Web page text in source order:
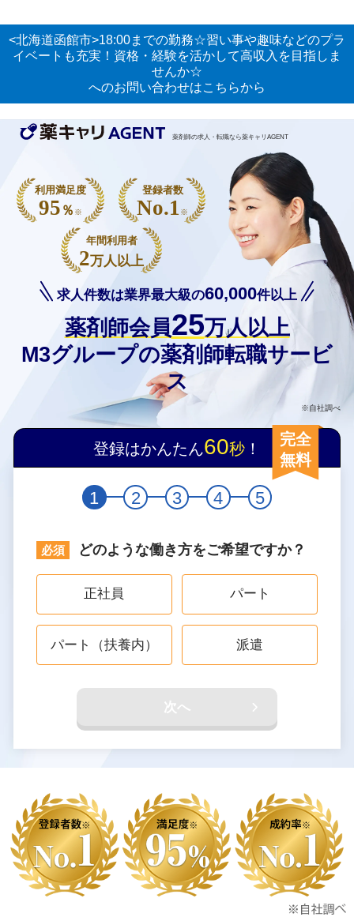
<北海道函館市>18:00までの勤務☆習い事や趣味などのプラ
イベートも充実！資格・経験を活かして高収入を目指しま
せんか☆
へのお問い合わせはこちらから
薬剤師の求人・転職なら薬キャリAGENT
求人件数は業界最大級の60,000件以上
薬剤師会員25万人以上
M3グループの薬剤師転職サービ
ス
※自社調べ
利用満足度
95 ％ ※
登録者数
No.1 ※
年間利用者
2万人以上
登録はかんたん60秒 ！
完全
無料
1 2 3 4 5
どのような働き方をご希望ですか？
正社員 パート
パート（扶養内） 派遣
次へ